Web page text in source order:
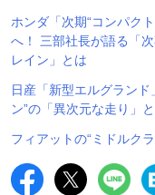
ホンダ「次期“コンパク
へ！ 三部社長が語る「
レイン」とは
日産「新型エルグラン
ン”の「異次元な走り」
フィアットの“ミドルク